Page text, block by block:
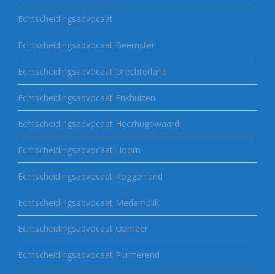
Echtscheidingsadvocaat
Echtscheidingsadvocaat Beemster
Echtscheidingsadvocaat Drechterland
Echtscheidingsadvocaat Enkhuizen
Echtscheidingsadvocaat Heerhugowaard
Echtscheidingsadvocaat Hoorn
Echtscheidingsadvocaat Koggenland
Echtscheidingsadvocaat Medemblik
Echtscheidingsadvocaat Opmeer
Echtscheidingsadvocaat Purmerend